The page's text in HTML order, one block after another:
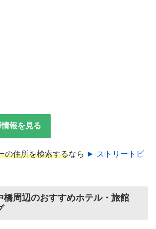
報を見る
の住所を検索するなら ► ストリートビ
橋周辺のおすすめホテル・旅館